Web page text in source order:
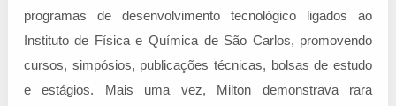
programas de desenvolvimento tecnológico ligados ao
Instituto de Física e Química de São Carlos, promovendo
cursos, simpósios, publicações técnicas, bolsas de estudo
e estágios. Mais uma vez, Milton demonstrava rara